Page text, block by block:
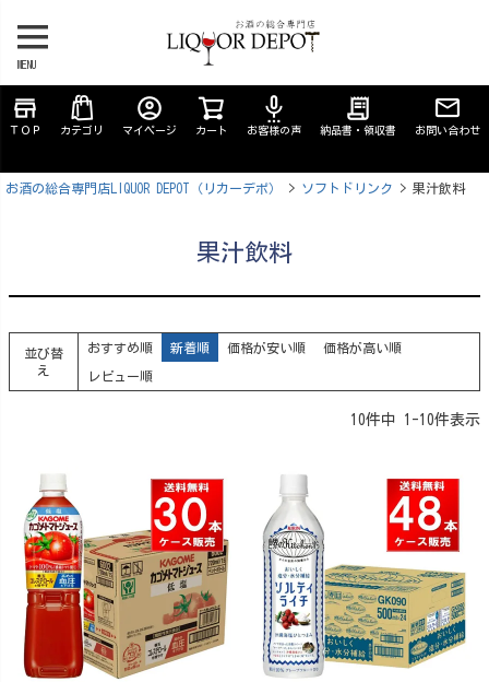
MENU
store
ＴＯＰ カテゴリ
account_circle
マイページ カート
settings_voice
お客様の声
receipt_long
納品書・領収書 お問い合わせ
お酒の総合専門店LIQUOR DEPOT（リカーデポ） ソフトドリンク 果汁飲料
果汁飲料
並び替
え
おすすめ順 新着順 価格が安い順 価格が高い順
レビュー順
10件中 1 -10件表示